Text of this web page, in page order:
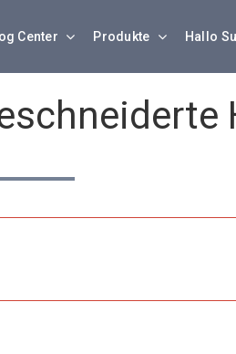
Center Produkte Hallo